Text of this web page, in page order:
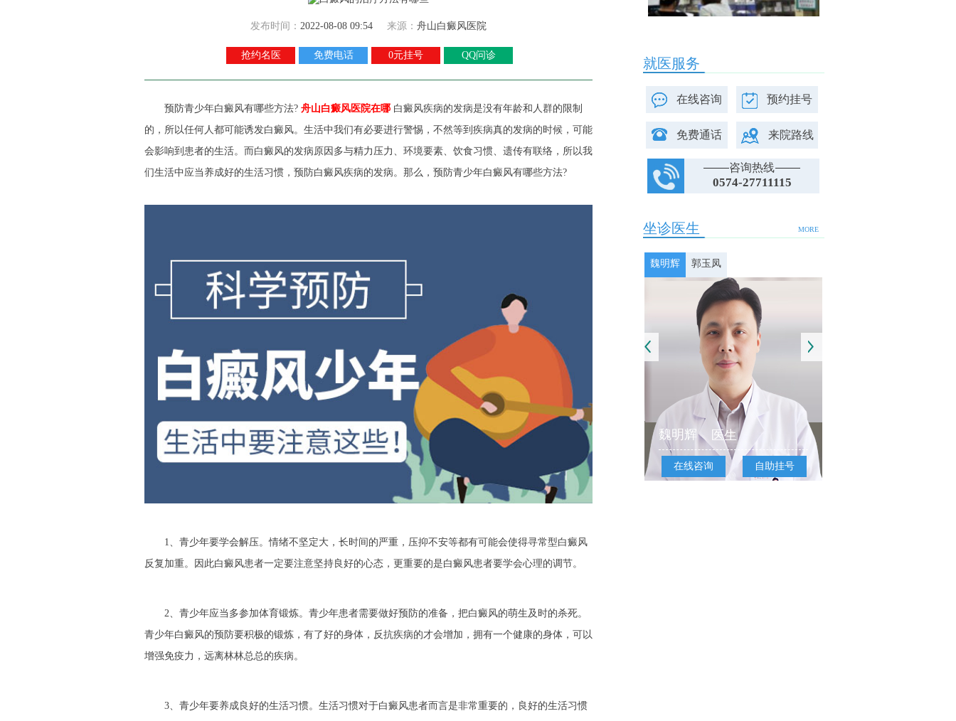
发布时间： 2022-08-08 09:54 来源： 舟山白癜风医院
抢约名医 免费电话 0元挂号 QQ问诊
预防青少年白癜风有哪些方法? 舟山白癜风医院在哪 白癜风疾病的发病是没有年龄和人群的限制
的，所以任何人都可能诱发白癜风。生活中我们有必要进行警惕，不然等到疾病真的发病的时候，可能
会影响到患者的生活。而白癜风的发病原因多与精力压力、环境要素、饮食习惯、遗传有联络，所以我
们生活中应当养成好的生活习惯，预防白癜风疾病的发病。那么，预防青少年白癜风有哪些方法?
1、青少年要学会解压。情绪不坚定大，长时间的严重，压抑不安等都有可能会使得寻常型白癜风
反复加重。因此白癜风患者一定要注意坚持良好的心态，更重要的是白癜风患者要学会心理的调节。
2、青少年应当多参加体育锻炼。青少年患者需要做好预防的准备，把白癜风的萌生及时的杀死。
青少年白癜风的预防要积极的锻炼，有了好的身体，反抗疾病的才会增加，拥有一个健康的身体，可以
增强免疫力，远离林林总总的疾病。
3、青少年要养成良好的生活习惯。生活习惯对于白癜风患者而言是非常重要的，良好的生活习惯
就医服务
在线咨询 预约挂号
免费通话 来院路线
咨询热线
0574-27711115
MORE
坐诊医生
魏明辉 郭玉凤
魏明辉 医生
在线咨询 自助挂号